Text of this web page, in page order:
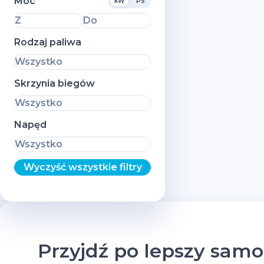
Z
Do
Rodzaj paliwa
Wszystko
Skrzynia biegów
Wszystko
Napęd
Wszystko
Wyczyść wszystkie filtry
Przyjdź po lepszy